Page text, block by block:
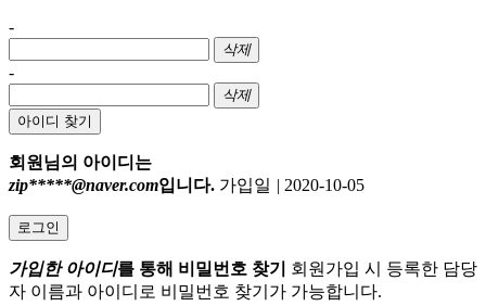
-
삭제
-
삭제
아이디 찾기
회원님의 아이디는
zip*****@naver.com입니다. 가입일 | 2020-10-05
로그인
가입한 아이디를 통해 비밀번호 찾기
회원가입 시 등록한 담당
자 이름과 아이디로 비밀번호 찾기가 가능합니다.